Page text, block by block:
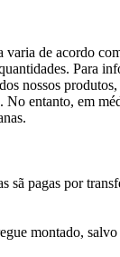
varia de acordo
Para
nossos
No entanto, em
sã pagas por
montado, salvo